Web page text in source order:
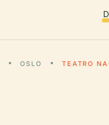
OSLO TEATRO